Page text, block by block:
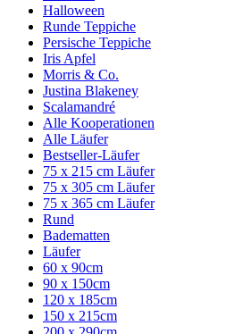
Halloween
Runde Teppiche
Persische Teppiche
Iris Apfel
Morris & Co.
Justina Blakeney
Scalamandré
Alle Kooperationen
Alle Läufer
Bestseller-Läufer
75 x 215 cm Läufer
75 x 305 cm Läufer
75 x 365 cm Läufer
Rund
Badematten
Läufer
60 x 90cm
90 x 150cm
120 x 185cm
150 x 215cm